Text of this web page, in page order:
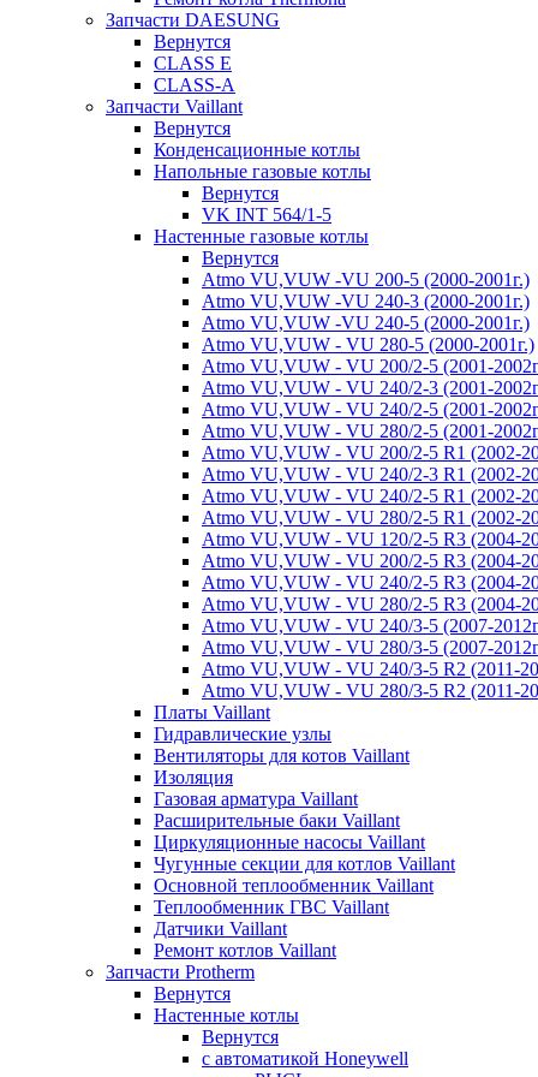
Запчасти DAESUNG
Вернутся
CLASS E
CLASS-A
Запчасти Vaillant
Вернутся
Конденсационные котлы
Напольные газовые котлы
Вернутся
VK INT 564/1-5
Настенные газовые котлы
Вернутся
Atmo VU,VUW -VU 200-5 (2000-2001г.)
Atmo VU,VUW -VU 240-3 (2000-2001г.)
Atmo VU,VUW -VU 240-5 (2000-2001г.)
Atmo VU,VUW - VU 280-5 (2000-2001г.)
Atmo VU,VUW - VU 200/2-5 (2001-
Atmo VU,VUW - VU 240/2-3 (2001-
Atmo VU,VUW - VU 240/2-5 (2001-
Atmo VU,VUW - VU 280/2-5 (2001-
Atmo VU,VUW - VU 200/2-5 R1 (2002-
Atmo VU,VUW - VU 240/2-3 R1 (2002-
Atmo VU,VUW - VU 240/2-5 R1 (2002-
Atmo VU,VUW - VU 280/2-5 R1 (2002-
Atmo VU,VUW - VU 120/2-5 R3 (2004-
Atmo VU,VUW - VU 200/2-5 R3 (2004-
Atmo VU,VUW - VU 240/2-5 R3 (2004-
Atmo VU,VUW - VU 280/2-5 R3 (2004-
Atmo VU,VUW - VU 240/3-5 (2007-
Atmo VU,VUW - VU 280/3-5 (2007-
Atmo VU,VUW - VU 240/3-5 R2 (2011-
Atmo VU,VUW - VU 280/3-5 R2 (2011-
Платы Vaillant
Гидравлические узлы
Вентиляторы для котов Vaillant
Изоляция
Газовая арматура Vaillant
Расширительные баки Vaillant
Циркуляционные насосы Vaillant
Чугунные секции для котлов Vaillant
Основной теплообменник Vaillant
Теплообменник ГВС Vaillant
Датчики Vaillant
Ремонт котлов Vaillant
Запчасти Protherm
Вернутся
Настенные котлы
Вернутся
с автоматикой Honeywell